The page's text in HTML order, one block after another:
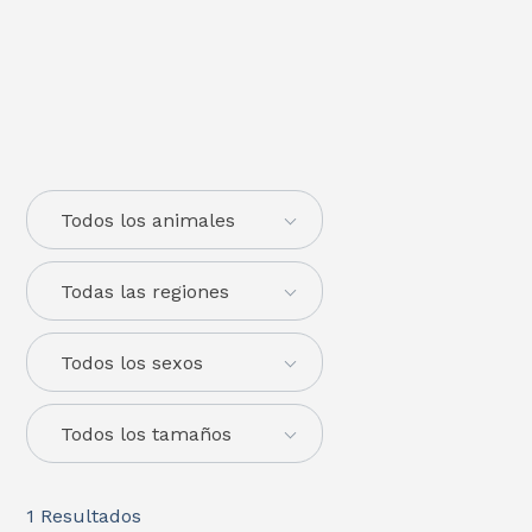
Todas las regiones
Todos los animales
Todos los sexos
Todos los tamaños
1 Resultados